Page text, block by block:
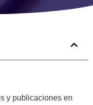
y publicaciones en